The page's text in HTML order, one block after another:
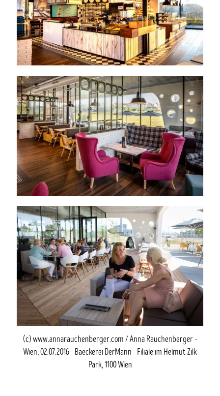
(c) www.annarauchenberger.com / Anna Rauchenberger –
Wien, 02.07.2016 - Baeckerei DerMann - Filiale im Helmut Zilk
Park, 1100 Wien